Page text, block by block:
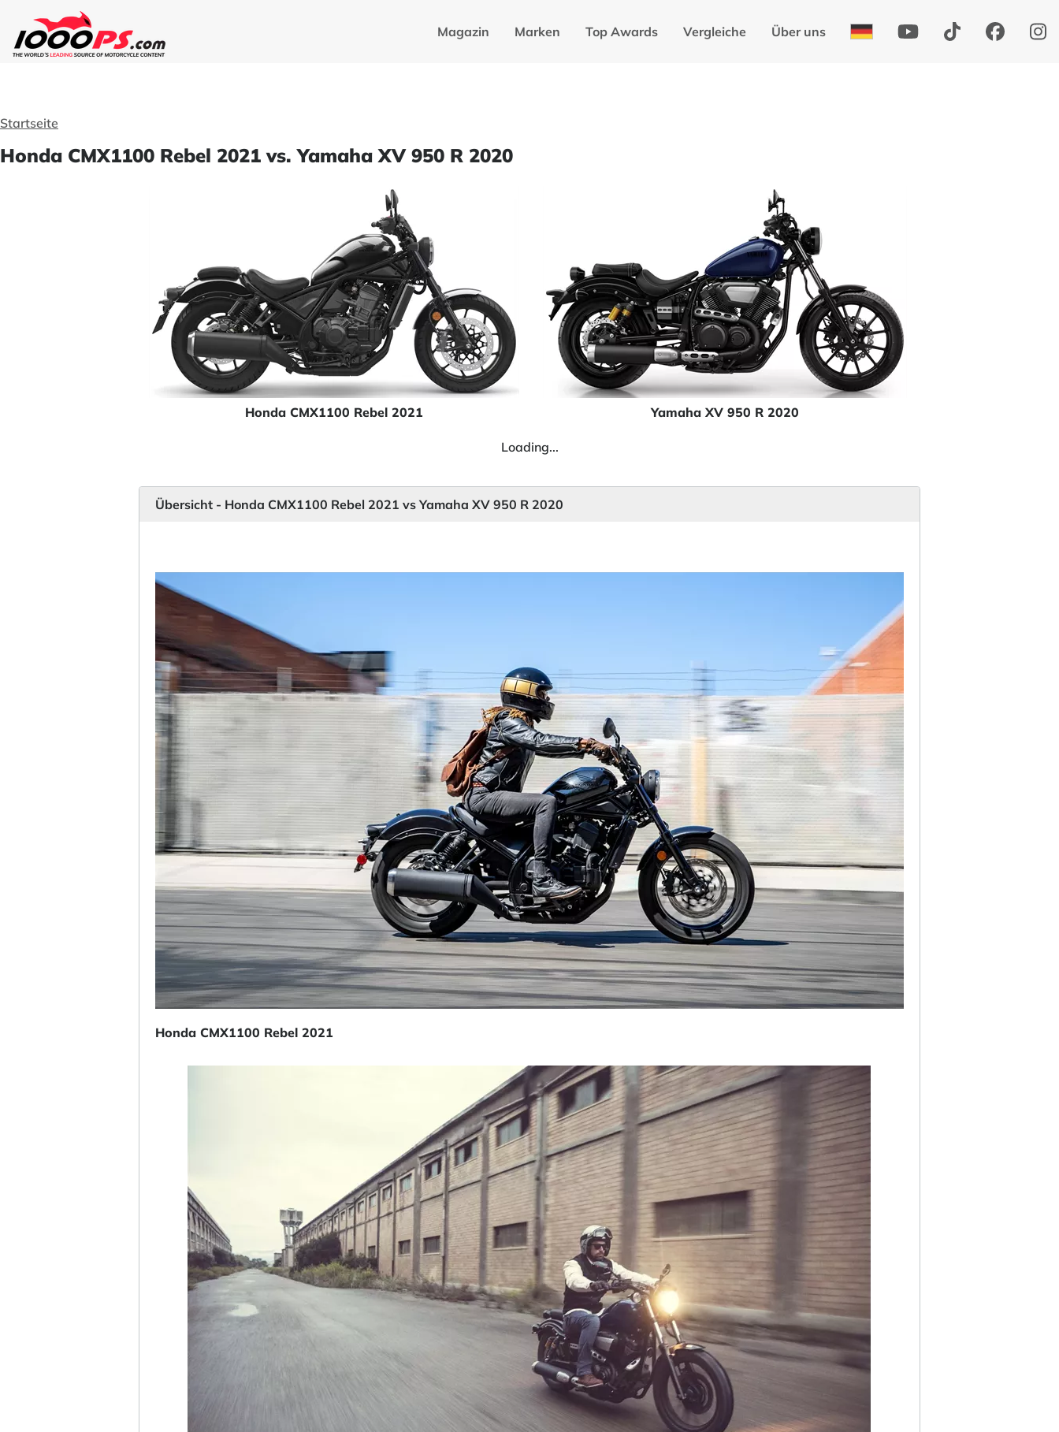
Magazin Marken Top Awards Vergleiche Über uns
Startseite
Honda CMX1100 Rebel 2021 vs. Yamaha XV 950 R 2020
Honda CMX1100 Rebel 2021 Yamaha XV 950 R 2020
Loading...
Übersicht - Honda CMX1100 Rebel 2021 vs Yamaha XV 950 R 2020
Honda CMX1100 Rebel 2021